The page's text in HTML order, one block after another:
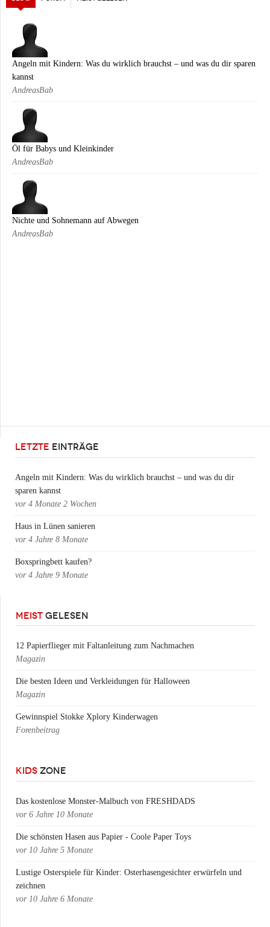
Angeln mit Kindern: Was du wirklich brauchst – und was du dir sparen
kannst
AndreasBab
Öl für Babys und Kleinkinder
AndreasBab
Nichte und Sohnemann auf Abwegen
AndreasBab
LETZTE EINTRÄGE
Angeln mit Kindern: Was du wirklich brauchst – und was du dir
sparen kannst
vor 4 Monate 2 Wochen
Haus in Lünen sanieren
vor 4 Jahre 8 Monate
Boxspringbett kaufen?
vor 4 Jahre 9 Monate
MEIST GELESEN
12 Papierflieger mit Faltanleitung zum Nachmachen
Magazin
Die besten Ideen und Verkleidungen für Halloween
Magazin
Gewinnspiel Stokke Xplory Kinderwagen
Forenbeitrag
KIDS ZONE
Das kostenlose Monster-Malbuch von FRESHDADS
vor 6 Jahre 10 Monate
Die schönsten Hasen aus Papier - Coole Paper Toys
vor 10 Jahre 5 Monate
Lustige Osterspiele für Kinder: Osterhasengesichter erwürfeln und
zeichnen
vor 10 Jahre 6 Monate